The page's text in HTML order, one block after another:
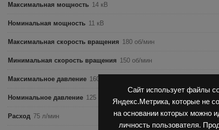
Сайт использует файлы
Яндекс.Метрика, которые не
на основании которых можно
личность пользователя.
Максимальная мощность 14 кВ
Номинальная мощность 11 кВ
Максимальная скорость вращения 180 об/мин
Минимальная скорость вращения 150 об/мин
Максимальное давление 160 бар
Номинальное давление 125 бар
Расход 75 л/мин